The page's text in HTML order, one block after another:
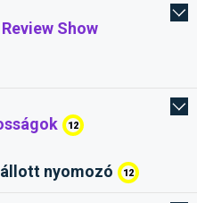
Show
12
nyomozó 12